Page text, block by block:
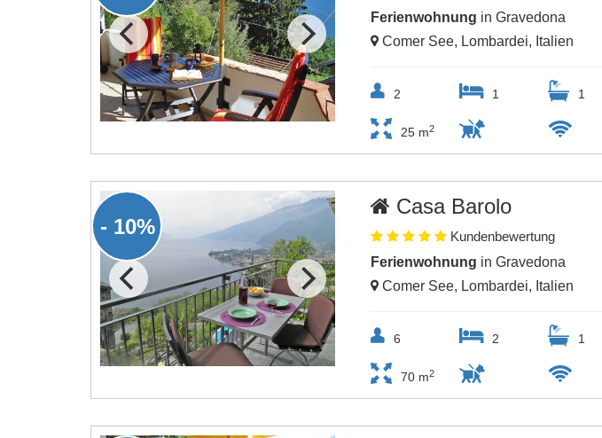
Ferienwohnung in Gravedona
Comer See, Lombardei, Italien
2 1 1
25 m2
- 10%
Casa Barolo
Kundenbewertung
Ferienwohnung in Gravedona
Comer See, Lombardei, Italien
6 2 1
70 m2